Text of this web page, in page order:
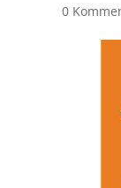
0